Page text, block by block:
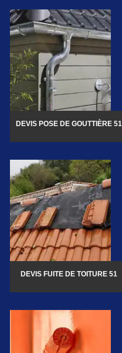
DEVIS POSE DE GOUTTIÈRE 51
DEVIS FUITE DE TOITURE 51